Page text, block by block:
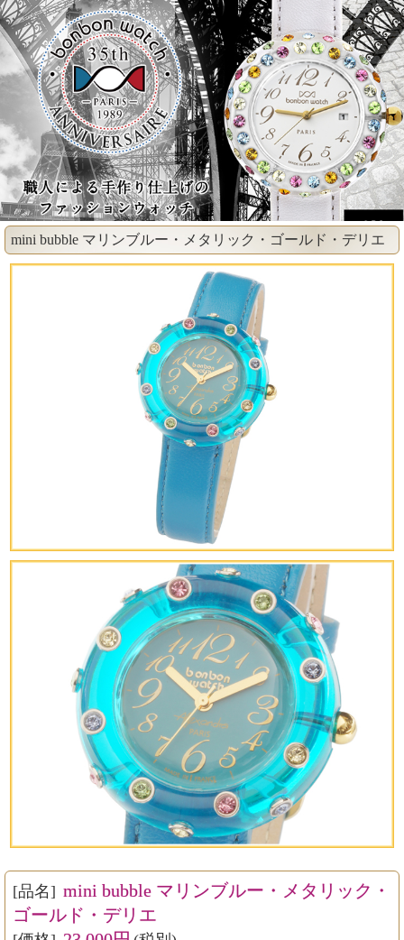
mini bubble マリンブルー・メタリック・ゴールド・デリエ
[品名] mini bubble マリンブルー・メタリック・
ゴールド・デリエ